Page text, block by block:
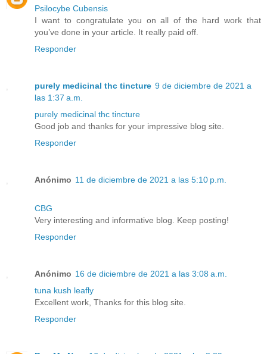
Psilocybe Cubensis
I want to congratulate you on all of the hard work that
you’ve done in your article. It really paid off.
Responder
purely medicinal thc tincture 9 de diciembre de 2021 a
las 1:37 a.m.
purely medicinal thc tincture
Good job and thanks for your impressive blog site.
Responder
Anónimo 11 de diciembre de 2021 a las 5:10 p.m.
CBG
Very interesting and informative blog. Keep posting!
Responder
Anónimo 16 de diciembre de 2021 a las 3:08 a.m.
tuna kush leafly
Excellent work, Thanks for this blog site.
Responder